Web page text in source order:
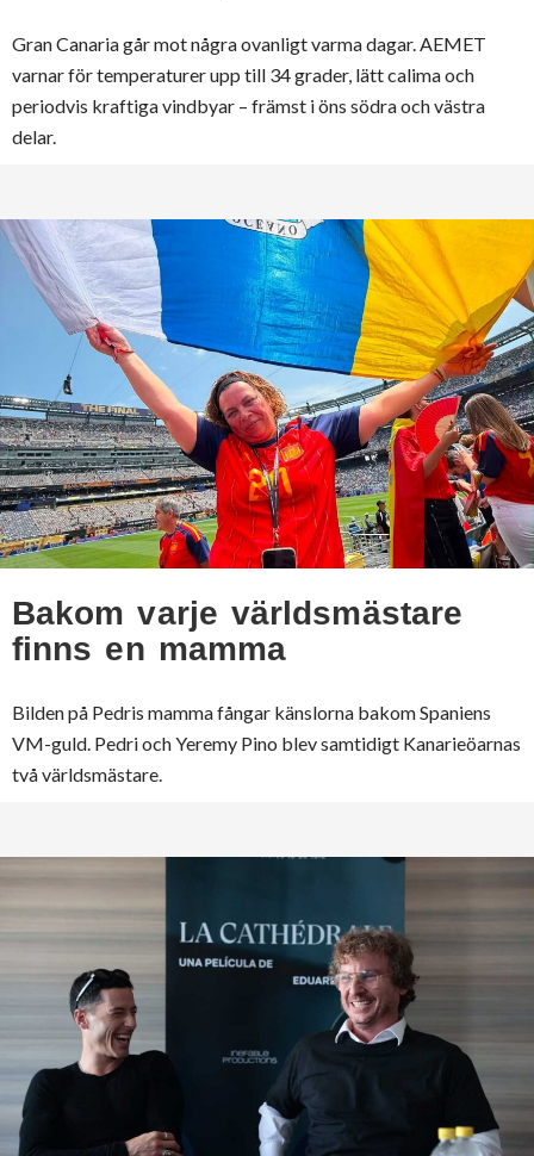
Gran Canaria går mot några ovanligt varma dagar. AEMET
varnar för temperaturer upp till 34 grader, lätt calima och
periodvis kraftiga vindbyar – främst i öns södra och västra
delar.
Bakom varje världsmästare
finns en mamma
Bilden på Pedris mamma fångar känslorna bakom Spaniens
VM-guld. Pedri och Yeremy Pino blev samtidigt Kanarieöarnas
två världsmästare.